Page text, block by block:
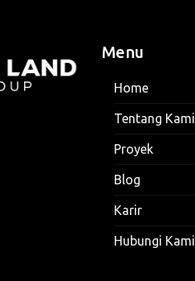
Menu
Home
Tentang Kami
Proyek
Blog
Karir
Hubungi Kami